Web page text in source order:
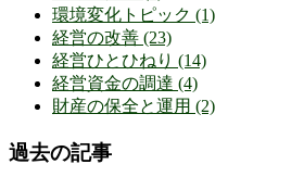
環境変化トピック (1)
経営の改善 (23)
経営ひとひねり (14)
経営資金の調達 (4)
財産の保全と運用 (2)
過去の記事